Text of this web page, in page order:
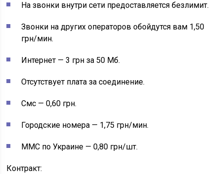
На звонки внутри сети предоставляется безлимит.
Звонки на других операторов обойдутся вам 1,50
грн/мин.
Интернет — 3 грн за 50 Мб.
Отсутствует плата за соединение.
Смс — 0,60 грн.
Городские номера — 1,75 грн/мин.
ММС по Украине — 0,80 грн/шт.
Контракт: